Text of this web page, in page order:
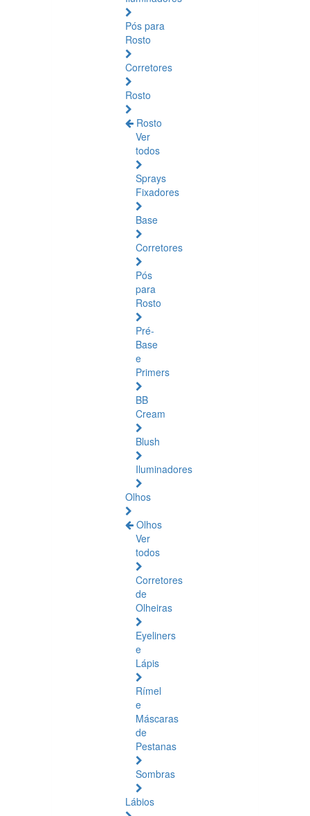
Pós para
Rosto
Corretores
Rosto
Rosto
Ver
todos
Sprays
Fixadores
Base
Corretores
Pós
para
Rosto
Pré-
Base
e
Primers
BB
Cream
Blush
Iluminadores
Olhos
Olhos
Ver
todos
Corretores
de
Olheiras
Eyeliners
e
Lápis
Rímel
e
Máscaras
de
Pestanas
Sombras
Lábios